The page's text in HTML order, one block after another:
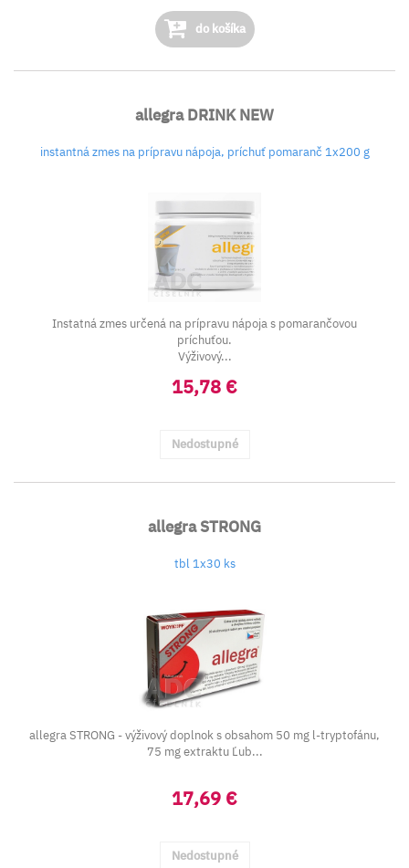
do košíka
allegra DRINK NEW
instantná zmes na prípravu nápoja, príchuť pomaranč 1x200 g
Instatná zmes určená na prípravu nápoja s pomarančovou
príchuťou.
Výživový...
15,78 €
Nedostupné
allegra STRONG
tbl 1x30 ks
allegra STRONG - výživový doplnok s obsahom 50 mg l-tryptofánu,
75 mg extraktu Ľub...
17,69 €
Nedostupné